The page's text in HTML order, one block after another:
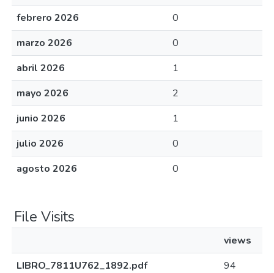
febrero 2026
0
marzo 2026
0
abril 2026
1
mayo 2026
2
junio 2026
1
julio 2026
0
agosto 2026
0
File Visits
views
LIBRO_7811U762_1892.pdf
94